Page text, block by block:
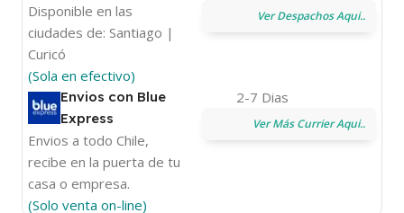
Disponible en las
ciudades de: Santiago |
Curicó
(Sola en efectivo)
Ver Despachos Aqui..
Envios con Blue
Express
Envios a todo Chile,
recibe en la puerta de tu
casa o empresa.
(Solo venta on-line)
2-7 Dias
Ver Más Currier Aqui..